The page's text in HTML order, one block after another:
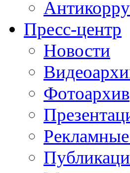
Пресс-центр
Новости
Фотоархив